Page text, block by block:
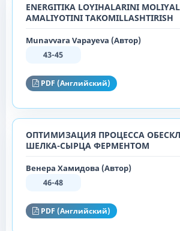
ENERGITIKA LOYIHALARINI
AMALIYOTINI TAKOMILLASHTIRISH
Munavvara Vapayeva (Автор)
43-45
PDF (Английский)
ОПТИМИЗАЦИЯ ПРОЦЕССА
ШЕЛКА-СЫРЦА ФЕРМЕНТОМ
Венера Хамидова (Автор)
46-48
PDF (Английский)